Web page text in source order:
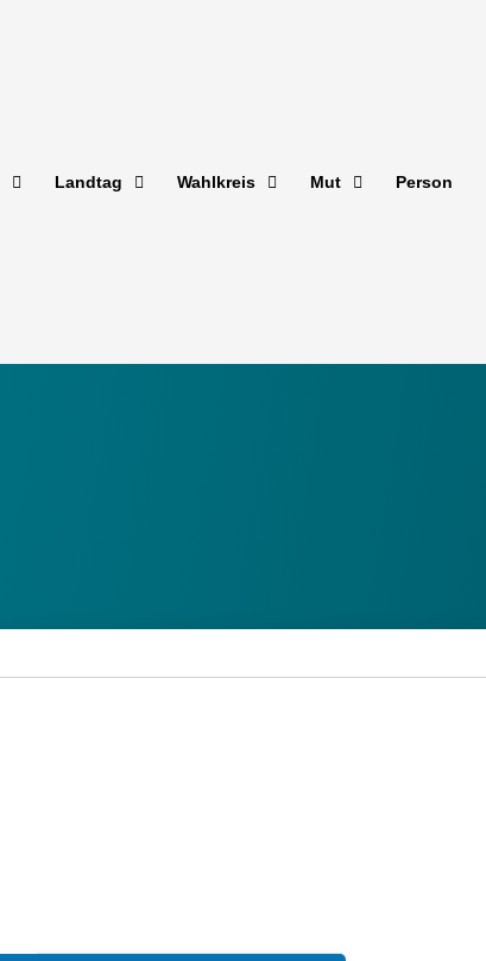
Landtag Wahlkreis Mut Person